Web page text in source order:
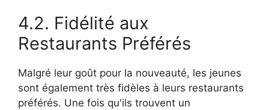
4.2. Fidélité aux
Restaurants Préférés
Malgré leur goût pour la nouveauté, les jeunes
sont également très fidèles à leurs restaurants
préférés. Une fois qu'ils trouvent un